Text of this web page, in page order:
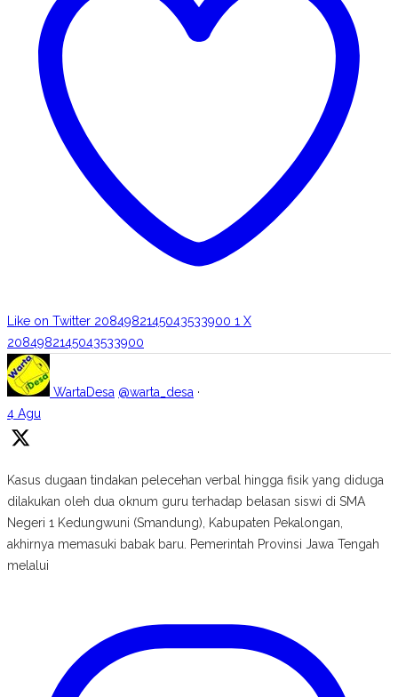
Like on Twitter 2084982145043533900 1 X
2084982145043533900
WartaDesa @warta_desa ·
4 Agu
Kasus dugaan tindakan pelecehan verbal hingga fisik yang diduga
dilakukan oleh dua oknum guru terhadap belasan siswi di SMA
Negeri 1 Kedungwuni (Smandung), Kabupaten Pekalongan,
akhirnya memasuki babak baru. Pemerintah Provinsi Jawa Tengah
melalui